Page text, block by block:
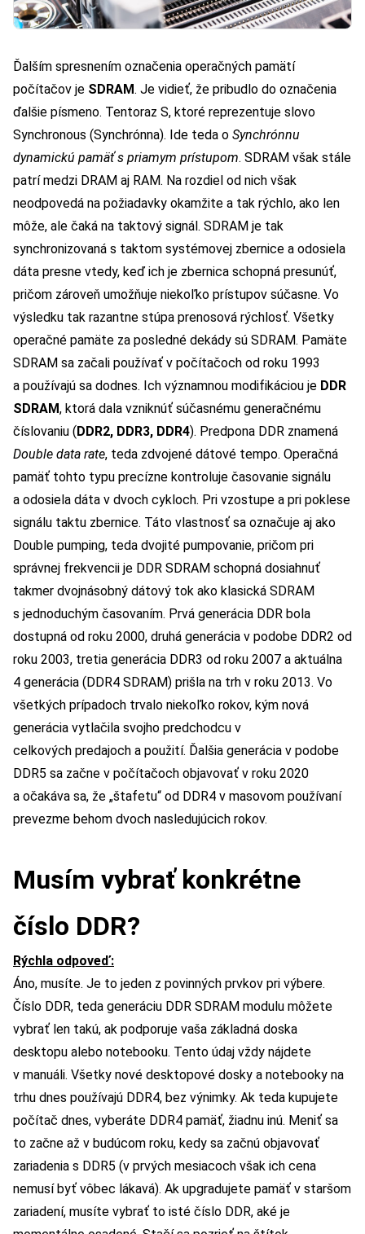
Ďalším spresnením označenia operačných pamätí
počítačov je SDRAM. Je vidieť, že pribudlo do označenia
ďalšie písmeno. Tentoraz S, ktoré reprezentuje slovo
Synchronous (Synchrónna). Ide teda o Synchrónnu
dynamickú pamäť s priamym prístupom. SDRAM však stále
patrí medzi DRAM aj RAM. Na rozdiel od nich však
neodpovedá na požiadavky okamžite a tak rýchlo, ako len
môže, ale čaká na taktový signál. SDRAM je tak
synchronizovaná s taktom systémovej zbernice a odosiela
dáta presne vtedy, keď ich je zbernica schopná presunúť,
pričom zároveň umožňuje niekoľko prístupov súčasne. Vo
výsledku tak razantne stúpa prenosová rýchlosť. Všetky
operačné pamäte za posledné dekády sú SDRAM. Pamäte
SDRAM sa začali používať v počítačoch od roku 1993
a používajú sa dodnes. Ich významnou modifikáciou je DDR
SDRAM, ktorá dala vzniknúť súčasnému generačnému
číslovaniu (DDR2, DDR3, DDR4). Predpona DDR znamená
Double data rate, teda zdvojené dátové tempo. Operačná
pamäť tohto typu precízne kontroluje časovanie signálu
a odosiela dáta v dvoch cykloch. Pri vzostupe a pri poklese
signálu taktu zbernice. Táto vlastnosť sa označuje aj ako
Double pumping, teda dvojité pumpovanie, pričom pri
správnej frekvencii je DDR SDRAM schopná dosiahnuť
takmer dvojnásobný dátový tok ako klasická SDRAM
s jednoduchým časovaním. Prvá generácia DDR bola
dostupná od roku 2000, druhá generácia v podobe DDR2 od
roku 2003, tretia generácia DDR3 od roku 2007 a aktuálna
4 generácia (DDR4 SDRAM) prišla na trh v roku 2013. Vo
všetkých prípadoch trvalo niekoľko rokov, kým nová
generácia vytlačila svojho predchodcu v
celkových predajoch a použití. Ďalšia generácia v podobe
DDR5 sa začne v počítačoch objavovať v roku 2020
a očakáva sa, že „štafetu“ od DDR4 v masovom používaní
prevezme behom dvoch nasledujúcich rokov.
Musím vybrať konkrétne
číslo DDR?
Rýchla odpoveď:
Áno, musíte. Je to jeden z povinných prvkov pri výbere.
Číslo DDR, teda generáciu DDR SDRAM modulu môžete
vybrať len takú, ak podporuje vaša základná doska
desktopu alebo notebooku. Tento údaj vždy nájdete
v manuáli. Všetky nové desktopové dosky a notebooky na
trhu dnes používajú DDR4, bez výnimky. Ak teda kupujete
počítač dnes, vyberáte DDR4 pamäť, žiadnu inú. Meniť sa
to začne až v budúcom roku, kedy sa začnú objavovať
zariadenia s DDR5 (v prvých mesiacoch však ich cena
nemusí byť vôbec lákavá). Ak upgradujete pamäť v staršom
zariadení, musíte vybrať to isté číslo DDR, aké je